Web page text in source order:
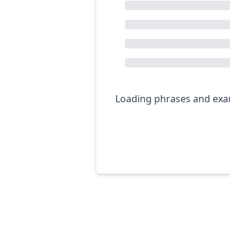
Loading phrases and